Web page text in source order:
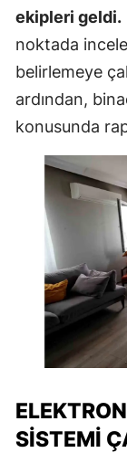
ekipleri geldi.
noktada
belirlemeye
ardından,
konusunda
SISTEMI